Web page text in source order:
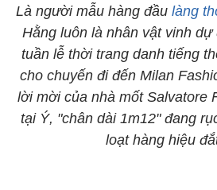
Là người mẫu hàng đầu làng
Hằng luôn là nhân vật vinh
tuần lễ thời trang danh tiếng
cho chuyến đi đến Milan
lời mời của nhà mốt Salvatore
tại Ý, "chân dài 1m12" đang
loạt hàng hiệu